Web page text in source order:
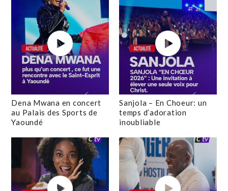
Dena Mwana en concert
au Palais des Sports de
Yaoundé
Sanjola – En Choeur: un
temps d’adoration
inoubliable